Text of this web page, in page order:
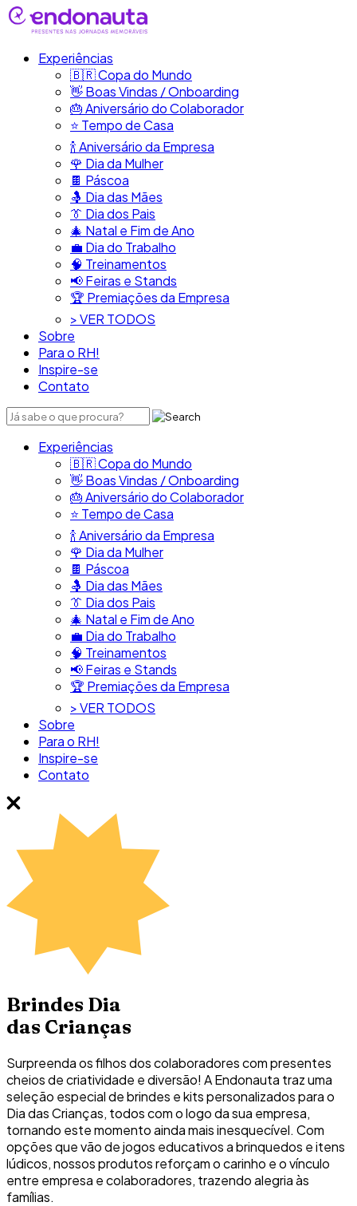
Experiências
🇧🇷​ Copa do Mundo
👋​ Boas Vindas / Onboarding
🎂​ Aniversário do Colaborador
⭐​ Tempo de Casa
​🍾​ Aniversário da Empresa
🌹 Dia da Mulher
🍫​ Páscoa
🤱 Dia das Mães
👔​ Dia dos Pais
🎄 Natal e Fim de Ano
💼​ Dia do Trabalho
🧠​ Treinamentos
📢​ Feiras e Stands
🏆 Premiações da Empresa
> VER TODOS
Sobre
Para o RH!
Inspire-se
Contato
Experiências
🇧🇷​ Copa do Mundo
👋​ Boas Vindas / Onboarding
🎂​ Aniversário do Colaborador
⭐​ Tempo de Casa
​🍾​ Aniversário da Empresa
🌹 Dia da Mulher
🍫​ Páscoa
🤱 Dia das Mães
👔​ Dia dos Pais
🎄 Natal e Fim de Ano
💼​ Dia do Trabalho
🧠​ Treinamentos
📢​ Feiras e Stands
🏆 Premiações da Empresa
> VER TODOS
Sobre
Para o RH!
Inspire-se
Contato
Brindes Dia
das Crianças
Surpreenda os filhos dos colaboradores com presentes
cheios de criatividade e diversão! A Endonauta traz uma
seleção especial de brindes e kits personalizados para o
Dia das Crianças, todos com o logo da sua empresa,
tornando este momento ainda mais inesquecível. Com
opções que vão de jogos educativos a brinquedos e itens
lúdicos, nossos produtos reforçam o carinho e o vínculo
entre empresa e colaboradores, trazendo alegria às
famílias.